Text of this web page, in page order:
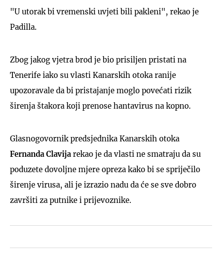
"U utorak bi vremenski uvjeti bili pakleni", rekao je
Padilla.
Zbog jakog vjetra brod je bio prisiljen pristati na
Tenerife iako su vlasti Kanarskih otoka ranije
upozoravale da bi pristajanje moglo povećati rizik
širenja štakora koji prenose hantavirus na kopno.
Glasnogovornik predsjednika Kanarskih otoka
Fernanda Clavija rekao je da vlasti ne smatraju da su
poduzete dovoljne mjere opreza kako bi se spriječilo
širenje virusa, ali je izrazio nadu da će se sve dobro
završiti za putnike i prijevoznike.